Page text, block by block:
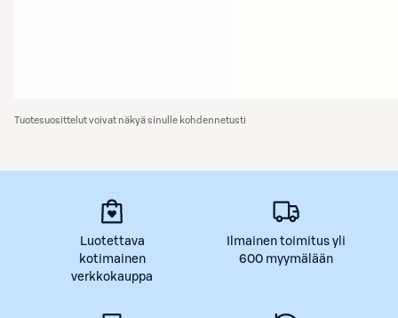
Tuotesuosittelut voivat näkyä sinulle kohdennetusti
Luotettava
kotimainen
verkkokauppa
Ilmainen toimitus yli
600 myymälään